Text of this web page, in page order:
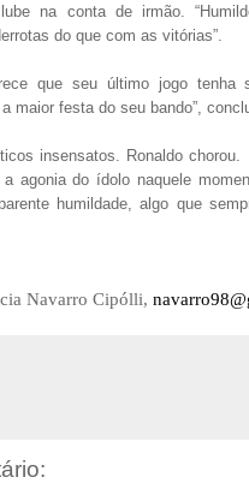
na conta de irmão.
do que com as vitórias”.
que seu último jogo tenha
maior festa do seu bando”,
insensatos. Ronaldo chorou.
agonia do ídolo naquele
humildade, algo que
Navarro Cipólli,